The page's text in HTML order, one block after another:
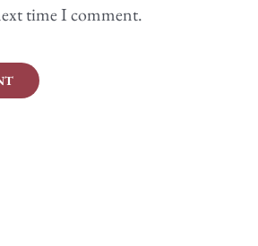
time I comment.